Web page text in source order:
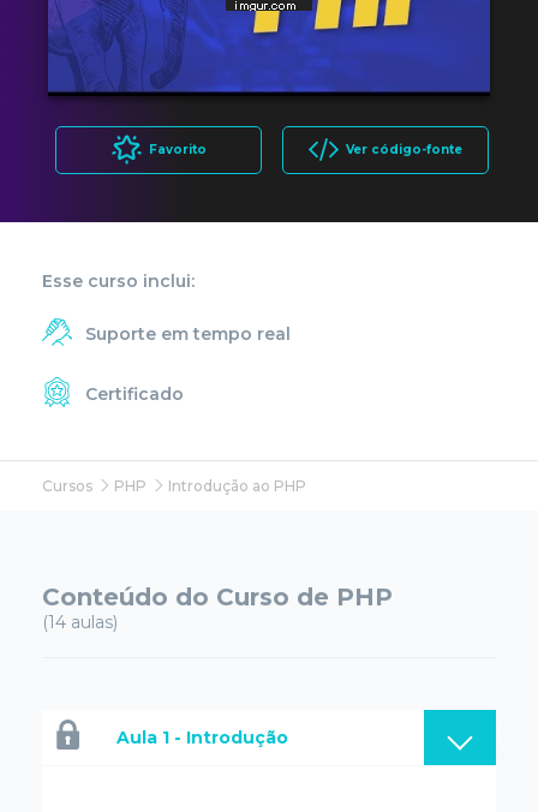
Favorito Ver código-fonte
Esse curso inclui:
Suporte em tempo real
Certificado
Cursos PHP Introdução ao PHP
Conteúdo do Curso de PHP
(14 aulas)
Aula 1 - Introdução